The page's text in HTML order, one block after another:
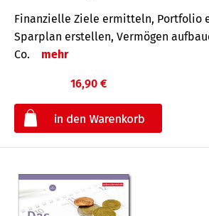
Finanzielle Ziele ermitteln, Portfolio
Sparplan erstellen, Vermögen
Co.
mehr
16,90 €